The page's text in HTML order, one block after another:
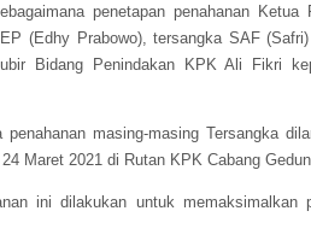
penetapan penahanan
(Edhy Prabowo), tersangka SAF
Bidang Penindakan KPK Ali Fikri
penahanan masing-masing Tersangka
Maret 2021 di Rutan KPK Cabang
ini dilakukan untuk